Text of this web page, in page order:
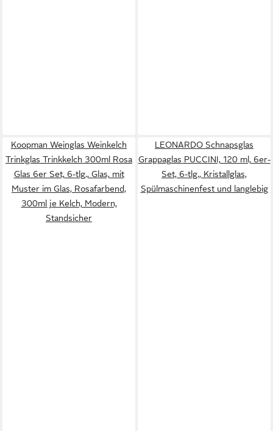
Koopman Weinglas Weinkelch
Trinkglas Trinkkelch 300ml Rosa
Glas 6er Set, 6-tlg., Glas, mit
Muster im Glas, Rosafarbend,
300ml je Kelch, Modern,
Standsicher
LEONARDO Schnapsglas
Grappaglas PUCCINI, 120 ml, 6er-
Set, 6-tlg., Kristallglas,
Spülmaschinenfest und langlebig